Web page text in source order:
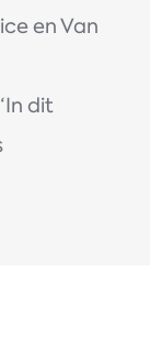
en Van
dit